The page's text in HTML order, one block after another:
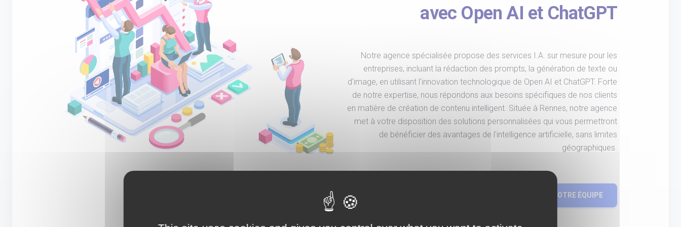
avec Open AI et ChatGPT
Notre agence spécialisée propose des services I.A. sur mesure pour les
entreprises, incluant la rédaction des prompts, la génération de texte ou
d'image, en utilisant l'innovation technologique de Open AI et ChatGPT. Forte
de notre expertise, nous répondons aux besoins spécifiques de nos clients
en matière de création de contenu intelligent. Située à Rennes, notre agence
met à votre disposition des solutions personnalisées qui vous permettront
de bénéficier des avantages de l'intelligence artificielle, sans limites
géographiques.
CONTACTEZ NOTRE ÉQUIPE